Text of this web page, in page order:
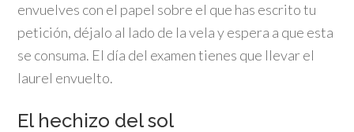
envuelves con el papel sobre el que has escrito tu
petición, déjalo al lado de la vela y espera a que esta
se consuma. El día del examen tienes que llevar el
laurel envuelto.
El hechizo del sol